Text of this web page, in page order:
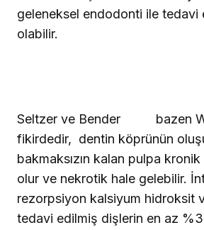
geleneksel endodonti ile tedavi
olabilir.
Seltzer ve Bender
bazen
fikirdedir, dentin köprünün
bakmaksızın kalan pulpa
olur ve nekrotik hale gelebilir.
rezorpsiyon kalsiyum hidroksit
tedavi edilmiş dişlerin en az